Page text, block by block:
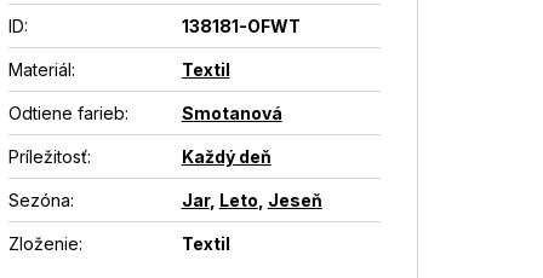
ID: 138181-OFWT
Materiál: Textil
Odtiene farieb: Smotanová
Príležitosť: Každý deň
Sezóna: Jar, Leto Jeseň
Zloženie: Textil